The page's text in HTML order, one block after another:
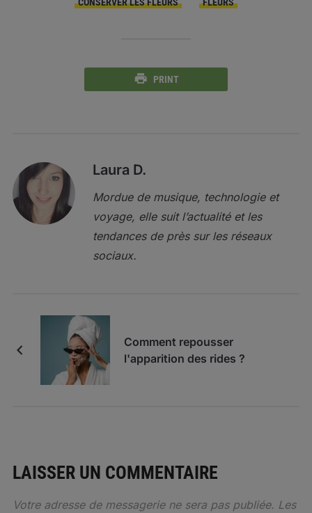
PRINT
Laura D.
Mordue de musique, technologie et
voyage, elle suit l’actualité et les
tendances de près sur les réseaux
sociaux.
Comment repousser
l'apparition des rides ?
LAISSER UN COMMENTAIRE
Votre adresse de messagerie ne sera pas publiée. Les